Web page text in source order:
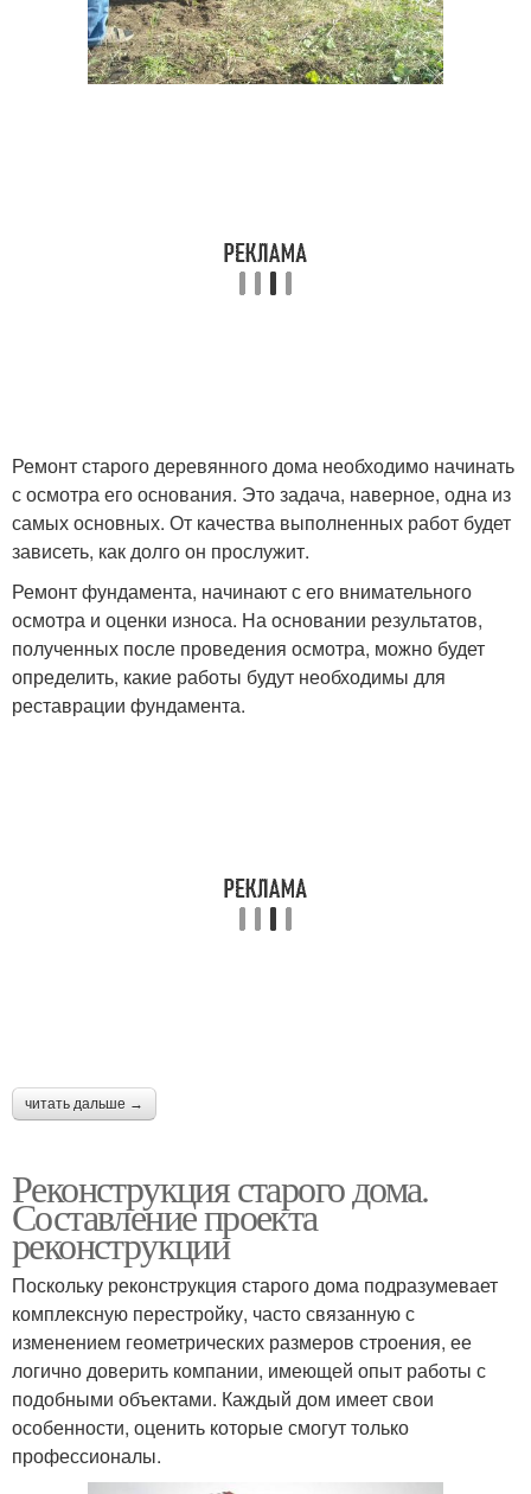
Ремонт старого деревянного дома необходимо начинать
с осмотра его основания. Это задача, наверное, одна из
самых основных. От качества выполненных работ будет
зависеть, как долго он прослужит.
Ремонт фундамента, начинают с его внимательного
осмотра и оценки износа. На основании результатов,
полученных после проведения осмотра, можно будет
определить, какие работы будут необходимы для
реставрации фундамента.
читать дальше →
Реконструкция старого дома.
Составление проекта
реконструкции
Поскольку реконструкция старого дома подразумевает
комплексную перестройку, часто связанную с
изменением геометрических размеров строения, ее
логично доверить компании, имеющей опыт работы с
подобными объектами. Каждый дом имеет свои
особенности, оценить которые смогут только
профессионалы.